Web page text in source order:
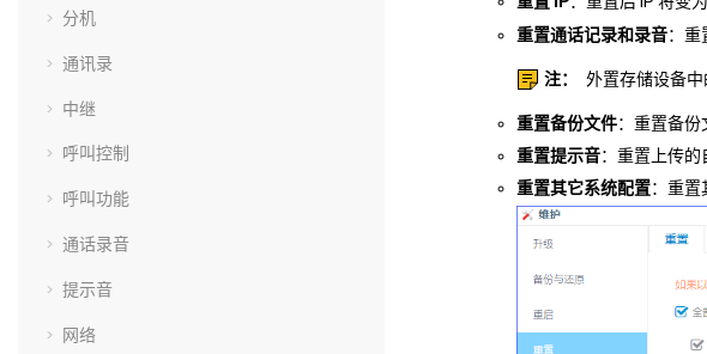
分机
通讯录
中继
呼叫控制
呼叫功能
通话录音
提示音
网络
重置通话记录和录音：重
注： 外置存储设备中
重置备份文件：重置备份
重置提示音：重置上传的
重置其它系统配置：重置